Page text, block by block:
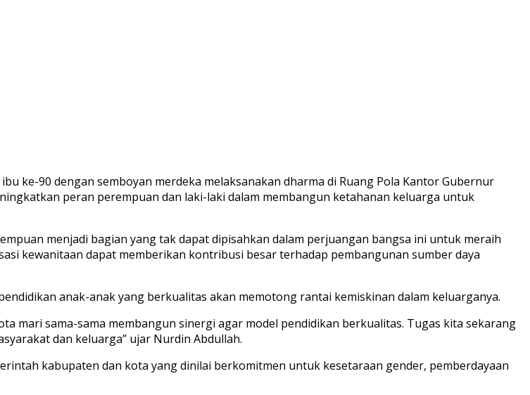
ibu ke-90 dengan semboyan merdeka melaksanakan dharma di Ruang Pola Kantor Gubernur
peran perempuan dan laki-laki dalam membangun ketahanan keluarga untuk
menjadi bagian yang tak dapat dipisahkan dalam perjuangan bangsa ini untuk meraih
kewanitaan dapat memberikan kontribusi besar terhadap pembangunan sumber daya
anak-anak yang berkualitas akan memotong rantai kemiskinan dalam keluarganya.
mari sama-sama membangun sinergi agar model pendidikan berkualitas. Tugas kita sekarang
dan keluarga” ujar Nurdin Abdullah.
kabupaten dan kota yang dinilai berkomitmen untuk kesetaraan gender, pemberdayaan